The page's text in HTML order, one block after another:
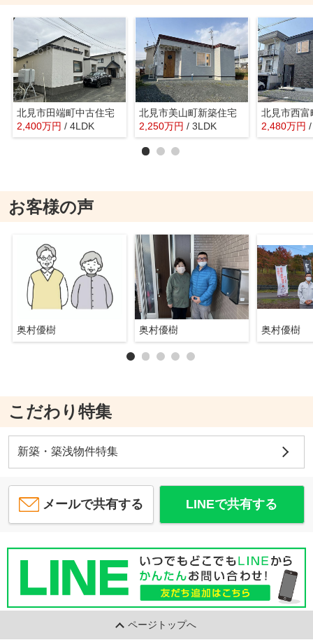
北見市田端町中古住宅
2,400万円 / 4LDK
北見市美山町新築住宅
2,250万円 / 3LDK
北見市西富
2,480万円
お客様の声
奥村優樹 奥村優樹 奥村優樹
こだわり特集
新築・築浅物件特集
メールで共有する LINEで共有する
ページトップへ